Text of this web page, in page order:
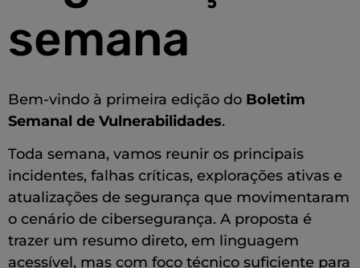
semana
Bem-vindo à primeira edição do Boletim
Semanal de Vulnerabilidades.
Toda semana, vamos reunir os principais
incidentes, falhas críticas, explorações ativas e
atualizações de segurança que movimentaram
o cenário de cibersegurança. A proposta é
trazer um resumo direto, em linguagem
acessível, mas com foco técnico suficiente para